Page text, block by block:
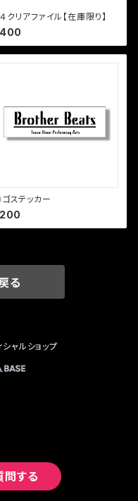
問する
クリアファイル【在庫限り】
ゴステッカー
る
ャルショップ